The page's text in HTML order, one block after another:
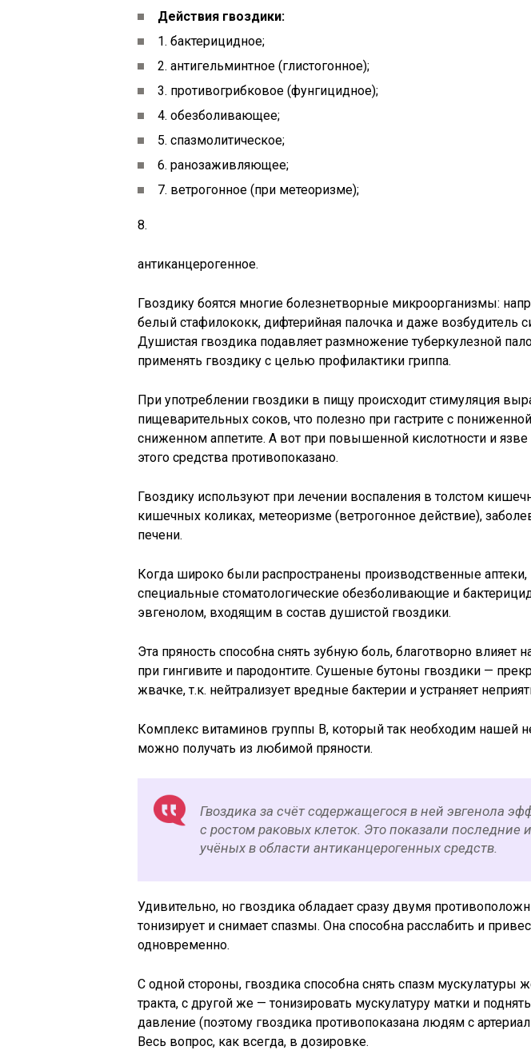
Действия гвоздики:
1. бактерицидное;
2. антигельминтное (глистогонное);
3. противогрибковое (фунгицидное);
4. обезболивающее;
5. спазмолитическое;
6. ранозаживляющее;
7. ветрогонное (при метеоризме);
8.
антиканцерогенное.
Гвоздику боятся многие болезнетворные микроорганизмы:
белый стафилококк, дифтерийная палочка и даже возбудитель
Душистая гвоздика подавляет размножение туберкулезной
применять гвоздику с целью профилактики гриппа.
При употреблении гвоздики в пищу происходит стимуляция
пищеварительных соков, что полезно при гастрите с
сниженном аппетите. А вот при повышенной кислотности и
этого средства противопоказано.
Гвоздику используют при лечении воспаления в толстом
кишечных коликах, метеоризме (ветрогонное действие),
печени.
Когда широко были распространены производственные аптеки,
специальные стоматологические обезболивающие и
эвгенолом, входящим в состав душистой гвоздики.
Эта пряность способна снять зубную боль, благотворно влияет
при гингивите и пародонтите. Сушеные бутоны гвоздики —
жвачке, т.к. нейтрализует вредные бактерии и устраняет
Комплекс витаминов группы В, который так необходим нашей
можно получать из любимой пряности.
Гвоздика за счёт содержащегося в ней эвгенола
с ростом раковых клеток. Это показали последние
учёных в области антиканцерогенных средств.
Удивительно, но гвоздика обладает сразу двумя
тонизирует и снимает спазмы. Она способна расслабить и
одновременно.
С одной стороны, гвоздика способна снять спазм мускулатуры
тракта, с другой же — тонизировать мускулатуру матки и
давление (поэтому гвоздика противопоказана людям с
Весь вопрос, как всегда, в дозировке.